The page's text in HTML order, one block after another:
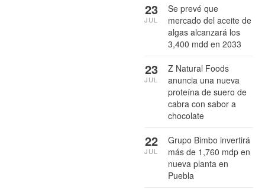
Se prevé que
mercado del aceite de
algas alcanzará los
3,400 mdd en 2033
23
JUL
Z Natural Foods
anuncia una nueva
proteína de suero de
cabra con sabor a
chocolate
23
JUL
Grupo Bimbo invertirá
más de 1,760 mdp en
nueva planta en
Puebla
22
JUL